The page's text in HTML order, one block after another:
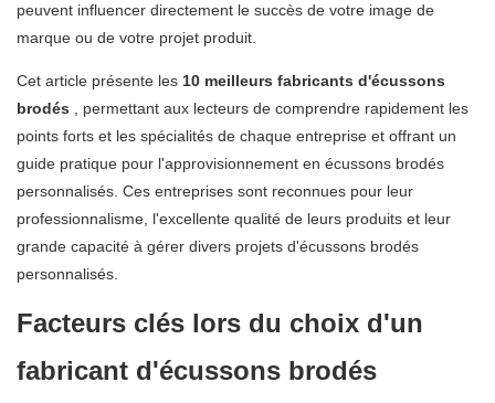
peuvent influencer directement le succès de votre image de
marque ou de votre projet produit.
Cet article présente les 10 meilleurs fabricants d'écussons
brodés , permettant aux lecteurs de comprendre rapidement les
points forts et les spécialités de chaque entreprise et offrant un
guide pratique pour l'approvisionnement en écussons brodés
personnalisés. Ces entreprises sont reconnues pour leur
professionnalisme, l'excellente qualité de leurs produits et leur
grande capacité à gérer divers projets d'écussons brodés
personnalisés.
Facteurs clés lors du choix d'un
fabricant d'écussons brodés